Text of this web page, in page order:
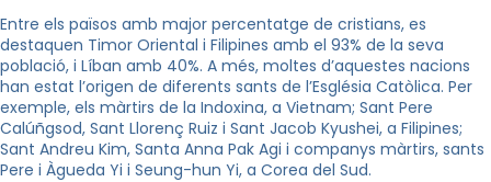
Entre els països amb major percentatge de cristians, es
destaquen Timor Oriental i Filipines amb el 93% de la seva
població, i Líban amb 40%. A més, moltes d’aquestes nacions
han estat l’origen de diferents sants de l’Església Catòlica. Per
exemple, els màrtirs de la Indoxina, a Vietnam; Sant Pere
Calúñgsod, Sant Llorenç Ruiz i Sant Jacob Kyushei, a Filipines;
Sant Andreu Kim, Santa Anna Pak Agi i companys màrtirs, sants
Pere i Àgueda Yi i Seung-hun Yi, a Corea del Sud.